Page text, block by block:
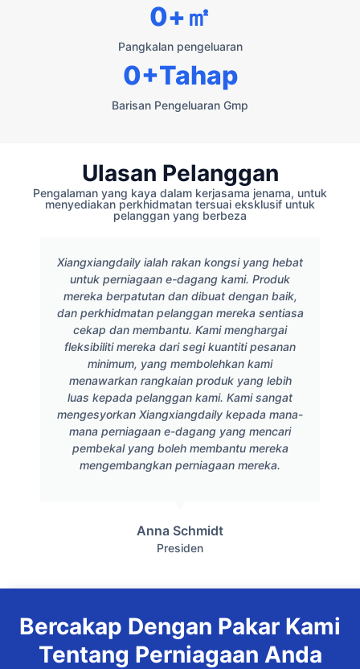
Pangkalan pengeluaran
0+㎡
Barisan Pengeluaran Gmp
0+Tahap
Ulasan Pelanggan
Pengalaman yang kaya dalam kerjasama jenama, untuk
menyediakan perkhidmatan tersuai eksklusif untuk
pelanggan yang berbeza
Xiangxiangdaily ialah rakan kongsi yang hebat
untuk perniagaan e-dagang kami. Produk
mereka berpatutan dan dibuat dengan baik,
dan perkhidmatan pelanggan mereka sentiasa
cekap dan membantu. Kami menghargai
fleksibiliti mereka dari segi kuantiti pesanan
minimum, yang membolehkan kami
menawarkan rangkaian produk yang lebih
luas kepada pelanggan kami. Kami sangat
mengesyorkan Xiangxiangdaily kepada mana-
mana perniagaan e-dagang yang mencari
pembekal yang boleh membantu mereka
mengembangkan perniagaan mereka.
Anna Schmidt
Presiden
Bercakap Dengan Pakar Kami
Tentang Perniagaan Anda